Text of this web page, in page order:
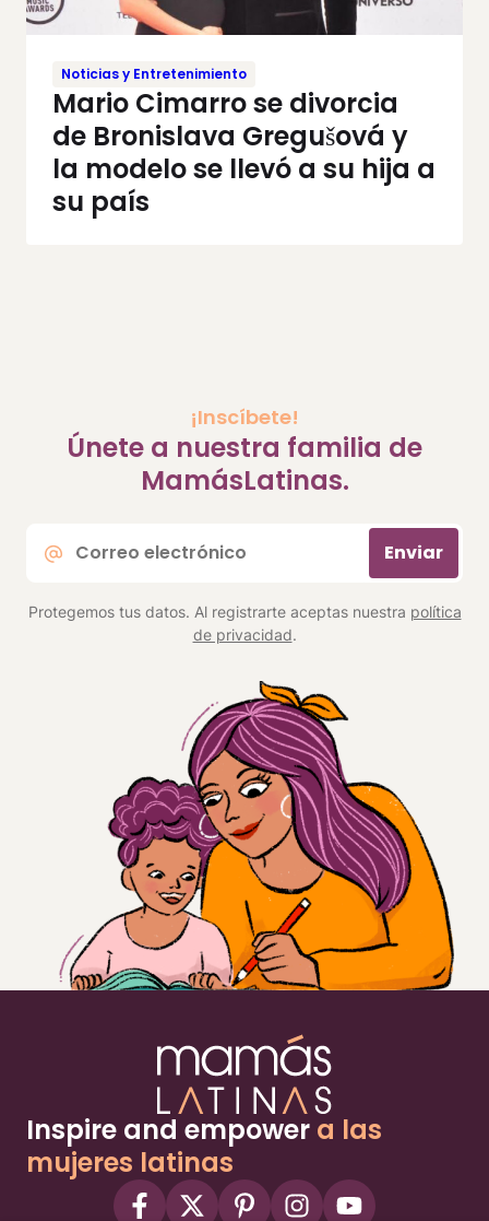
Noticias y Entretenimiento
Mario Cimarro se divorcia
de Bronislava Gregušová y
la modelo se llevó a su hija a
su país
¡Inscíbete!
Únete a nuestra familia de
MamásLatinas.
electrónico
Enviar
Protegemos tus datos. Al registrarte aceptas nuestra política
de privacidad.
Inspire and empower a las
mujeres latinas